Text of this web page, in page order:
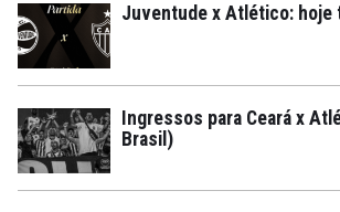
Juventude x Atlético: hoje
Ingressos para Ceará x
Brasil)